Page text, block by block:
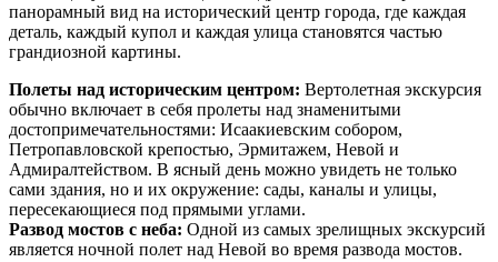
панорамный вид на исторический центр города, где каждая
деталь, каждый купол и каждая улица становятся частью
грандиозной картины.
Полеты над историческим центром: Вертолетная экскурсия
обычно включает в себя пролеты над знаменитыми
достопримечательностями: Исаакиевским собором,
Петропавловской крепостью, Эрмитажем, Невой и
Адмиралтейством. В ясный день можно увидеть не только
сами здания, но и их окружение: сады, каналы и улицы,
пересекающиеся под прямыми углами.
Развод мостов с неба: Одной из самых зрелищных экскурсий
является ночной полет над Невой во время развода мостов.